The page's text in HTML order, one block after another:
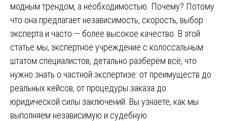
модным трендом, а необходимостью. Почему? Потому
что она предлагает независимость, скорость, выбор
эксперта и часто — более высокое качество. В этой
статье мы, экспертное учреждение с колоссальным
штатом специалистов, детально разберём всё, что
нужно знать о частной экспертизе: от преимуществ до
реальных кейсов, от процедуры заказа до
юридической силы заключений. Вы узнаете, как мы
выполняем независимую и судебную